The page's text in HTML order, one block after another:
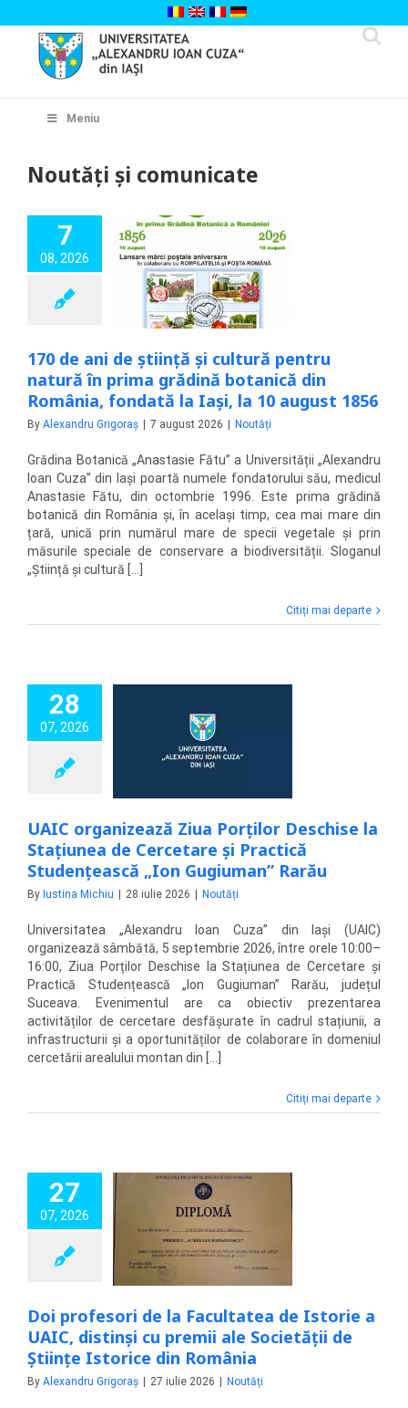
to
content
Meniu
Noutăți și comunicate
7
08, 2026
de știință și
natură în
fondată la
170 de ani de știință și cultură pentru
natură în prima grădină botanică din
România, fondată la Iași, la 10 august 1856
By Alexandru Grigoraș 7 august 2026 Noutăți
Grădina Botanică „Anastasie Fătu” a Universității „Alexandru
Ioan Cuza” din Iași poartă numele fondatorului său, medicul
Anastasie Fătu, din octombrie 1996. Este prima grădină
botanică din România și, în același timp, cea mai mare din
țară, unică prin numărul mare de specii vegetale și prin
măsurile speciale de conservare a biodiversității. Sloganul
„Știință și cultură [...]
Citiți mai departe
28
07, 2026
Ziua
Deschise la
Studențească
UAIC organizează Ziua Porților Deschise la
Stațiunea de Cercetare și Practică
Studențească „Ion Gugiuman” Rarău
By Iustina Michiu | 28 iulie 2026 | Noutăți
Universitatea „Alexandru Ioan Cuza” din Iași (UAIC)
organizează sâmbătă, 5 septembrie 2026, între orele 10:00–
16:00, Ziua Porților Deschise la Stațiunea de Cercetare și
Practică Studențească „Ion Gugiuman” Rarău, județul
Suceava. Evenimentul are ca obiectiv prezentarea
activităților de cercetare desfășurate în cadrul stațiunii, a
infrastructurii și a oportunităților de colaborare în domeniul
cercetării arealului montan din [...]
Citiți mai departe
27
07, 2026
de la
de Istorie a
de Științe
Doi profesori de la Facultatea de Istorie a
UAIC, distinși cu premii ale Societății de
Științe Istorice din România
By Alexandru Grigoraș 27 iulie 2026 Noutăți